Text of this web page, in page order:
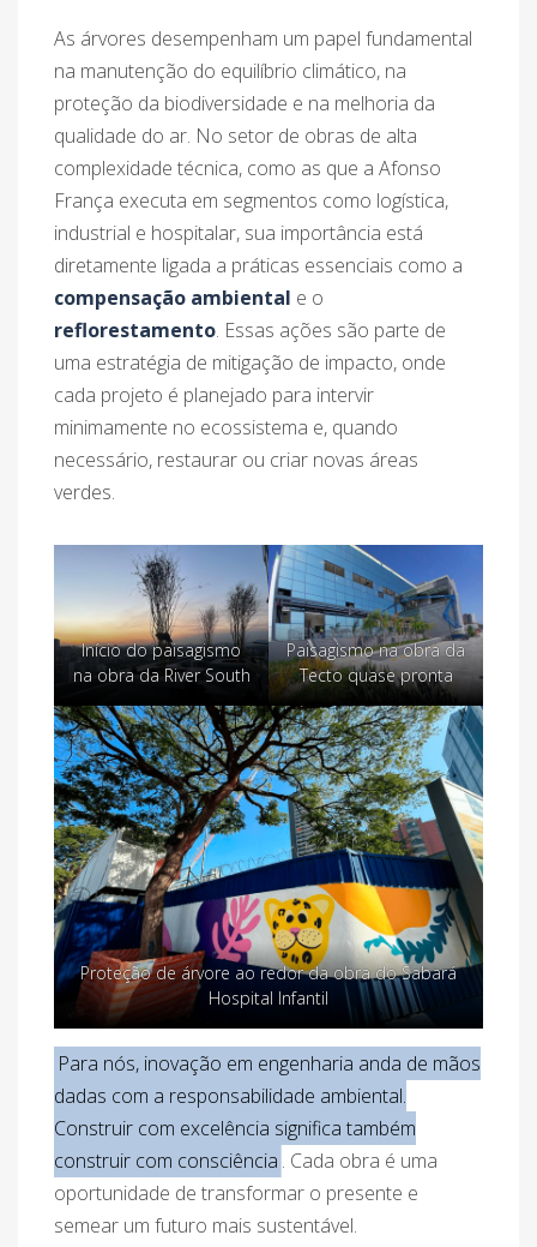
As árvores desempenham um papel fundamental
na manutenção do equilíbrio climático, na
proteção da biodiversidade e na melhoria da
qualidade do ar. No setor de obras de alta
complexidade técnica, como as que a Afonso
França executa em segmentos como logística,
industrial e hospitalar, sua importância está
diretamente ligada a práticas essenciais como a
compensação ambiental e o
reflorestamento. Essas ações são parte de
uma estratégia de mitigação de impacto, onde
cada projeto é planejado para intervir
minimamente no ecossistema e, quando
necessário, restaurar ou criar novas áreas
verdes.
Início do paisagismo
na obra da River South
Paisagismo na obra da
Tecto quase pronta
Proteção de árvore ao redor da obra do Sabará
Hospital Infantil
Para nós, inovação em engenharia anda de mãos
dadas com a responsabilidade ambiental.
Construir com excelência significa também
construir com consciência . Cada obra é uma
oportunidade de transformar o presente e
semear um futuro mais sustentável.